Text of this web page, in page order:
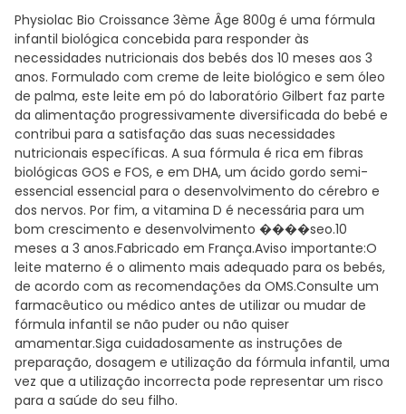
Physiolac Bio Croissance 3ème Âge 800g é uma fórmula
infantil biológica concebida para responder às
necessidades nutricionais dos bebés dos 10 meses aos 3
anos. Formulado com creme de leite biológico e sem óleo
de palma, este leite em pó do laboratório Gilbert faz parte
da alimentação progressivamente diversificada do bebé e
contribui para a satisfação das suas necessidades
nutricionais específicas. A sua fórmula é rica em fibras
biológicas GOS e FOS, e em DHA, um ácido gordo semi-
essencial essencial para o desenvolvimento do cérebro e
dos nervos. Por fim, a vitamina D é necessária para um
bom crescimento e desenvolvimento ����seo.10
meses a 3 anos.Fabricado em França.Aviso importante:O
leite materno é o alimento mais adequado para os bebés,
de acordo com as recomendações da OMS.Consulte um
farmacêutico ou médico antes de utilizar ou mudar de
fórmula infantil se não puder ou não quiser
amamentar.Siga cuidadosamente as instruções de
preparação, dosagem e utilização da fórmula infantil, uma
vez que a utilização incorrecta pode representar um risco
para a saúde do seu filho.